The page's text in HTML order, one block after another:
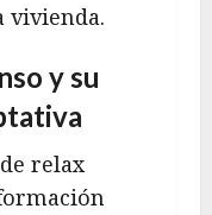
vivienda.
y su
relax